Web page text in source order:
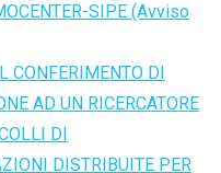
SIPE (Avviso
CONFERIMENTO DI
AD UN RICERCATORE
DI
DISTRIBUITE PER